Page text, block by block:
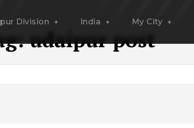
Division India My City
udaipur post